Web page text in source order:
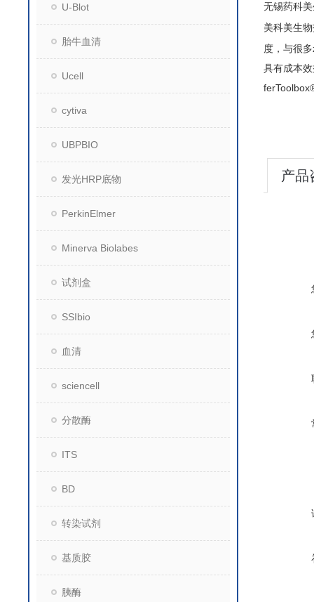
U-Blot
胎牛血清
Ucell
cytiva
UBPBIO
发光HRP底物
PerkinElmer
Minerva Biolabes
试剂盒
SSIbio
血清
sciencell
分散酶
ITS
BD
转染试剂
基质胶
胰酶
无锡药科
美科美生
度，与很
具有成本
产品